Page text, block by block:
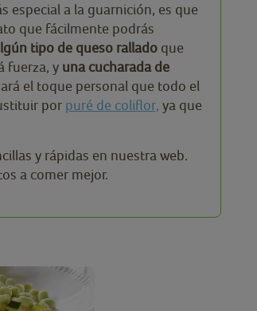
especial a la guarnición, es que
que fácilmente podrás
tipo de queso rallado que
fuerza, y una cucharada de
el toque personal que todo el
por puré de coliflor, ya que
y rápidas en nuestra web.
a comer mejor.